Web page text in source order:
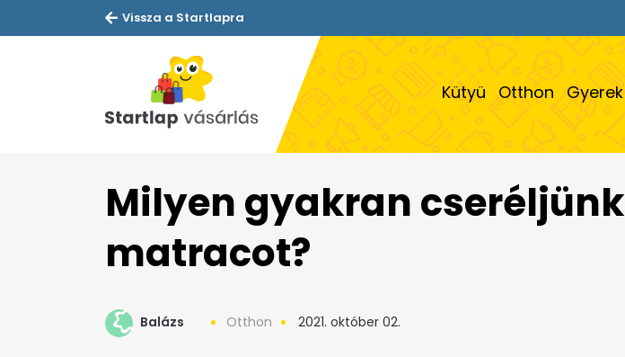
Vissza a Startlapra
Kütyü Otthon Gyerek
Milyen gyakran cseréljünk
matracot?
Balázs Otthon 2021. október 02.